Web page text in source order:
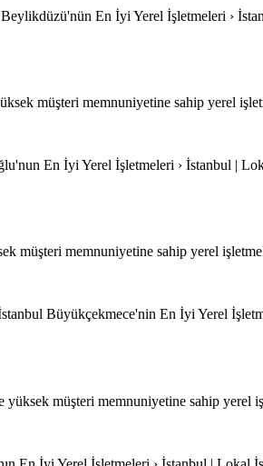
En İyi Yerel İşletmeleri ›
müşteri memnuniyetine sahip yerel
En İyi Yerel İşletmeleri › İstanbul |
müşteri memnuniyetine sahip yerel
Büyükçekmece'nin En İyi Yerel
yüksek müşteri memnuniyetine sahip yerel